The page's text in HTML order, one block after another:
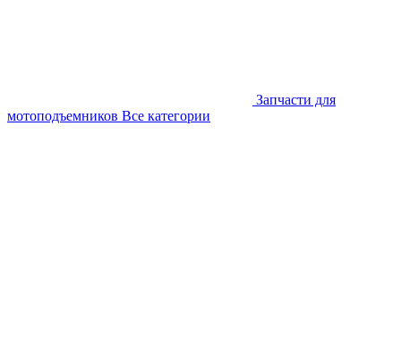
Запчасти для
мотоподъемников Все категории